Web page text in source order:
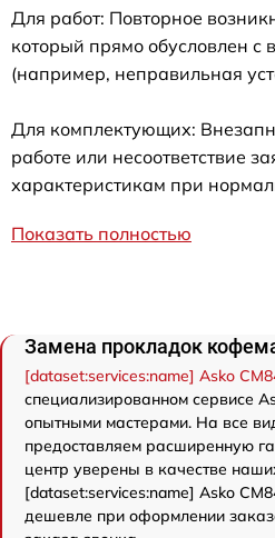
Для работ: Повторное
который прямо обусловлен с
(например, неправильная
Для комплектующих:
работе или несоответствие
характеристикам при
Показать полностью
Замена прокладок
[dataset:services:name] Asko
специализированном сервисе
опытными мастерами. На все
предоставляем расширенную
центр уверены в качестве
[dataset:services:name] Asko
дешевле при оформлении